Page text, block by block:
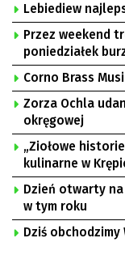
Lebiediew
Przez weekend
poniedziałek
Corno Brass
Zorza Ochla
okręgowej
„Ziołowe
kulinarne w
Dzień otwarty
w tym roku
Dziś obchodzimy